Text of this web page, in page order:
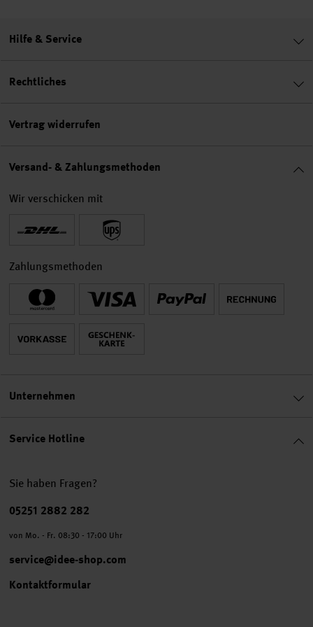
Service Hotline
Sie haben Fragen?
Telefonnummer
05251 2882 282
von Mo. - Fr. 08:30 - 17:00 Uhr
service@idee-shop.com
Kontaktformular
Hilfe & Service
Rechtliches
Vertrag widerrufen
Versand- & Zahlungsmethoden
Wir verschicken mit
Zahlungsmethoden
Unternehmen